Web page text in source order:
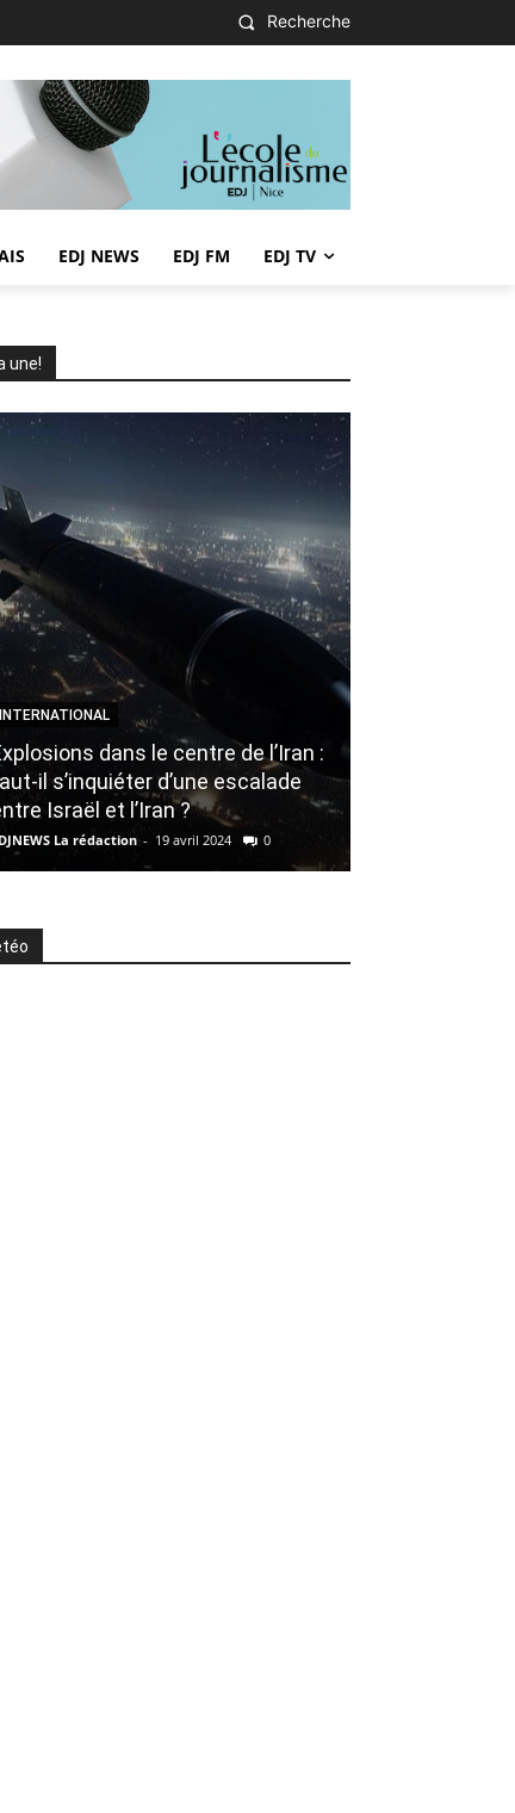
Recherche
EDJ NEWS EDJ FM EDJ TV
une!
INTERNATIONAL
dans le centre de l’Iran :
il s’inquiéter d’une escalade
Israël et l’Iran ?
La rédaction - 19 avril 2024 0